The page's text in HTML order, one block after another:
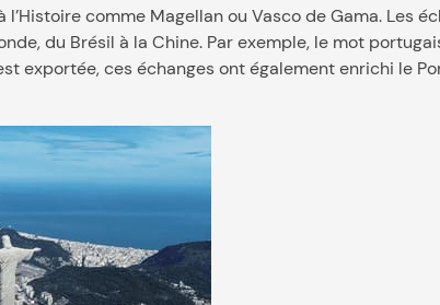
l’Histoire comme Magellan ou Vasco de Gama. Les
du Brésil à la Chine. Par exemple, le mot
exportée, ces échanges ont également enrichi le